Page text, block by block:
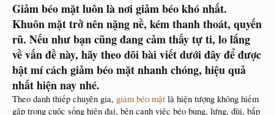
Giảm béo mặt luôn là nơi giảm béo khó nhất.
Khuôn mặt trở nên nặng nề, kém thanh thoát, quyến
rũ. Nếu như bạn cũng đang cảm thấy tự ti, lo lắng
về vấn đề này, hãy theo dõi bài viết dưới đây để được
bật mí cách giảm béo mặt nhanh chóng, hiệu quả
nhất hiện nay nhé.
Theo danh thiếp chuyên gia, giảm béo mặt là hiện tượng không hiếm
gặp trong cuộc sống hiện đại, bên cạnh việc béo bụng, lưng, đùi, bắp